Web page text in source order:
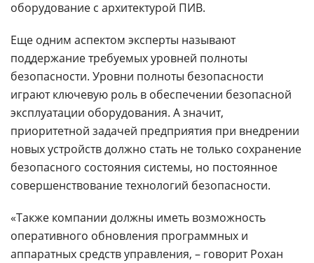
оборудование с архитектурой ПИВ.
Еще одним аспектом эксперты называют
поддержание требуемых уровней полноты
безопасности. Уровни полноты безопасности
играют ключевую роль в обеспечении безопасной
эксплуатации оборудования. А значит,
приоритетной задачей предприятия при внедрении
новых устройств должно стать не только сохранение
безопасного состояния системы, но постоянное
совершенствование технологий безопасности.
«Также компании должны иметь возможность
оперативного обновления программных и
аппаратных средств управления, – говорит Рохан